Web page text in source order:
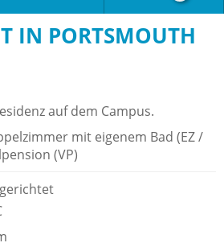
IN PORTSMOUTH
auf dem Campus.
mit eigenem Bad (EZ /
(VP)